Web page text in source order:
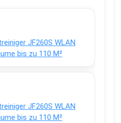
JF260S WLAN
bis zu 110 M²
JF260S WLAN
bis zu 110 M²